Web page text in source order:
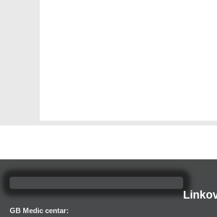
GB Medic centar: